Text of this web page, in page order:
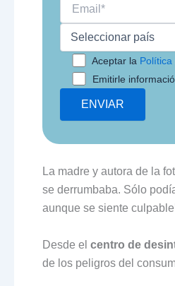
Aceptar la
Emitirle
La madre y autora de la
se derrumbaba. Sólo
aunque se siente
Desde el centro de
de los peligros del